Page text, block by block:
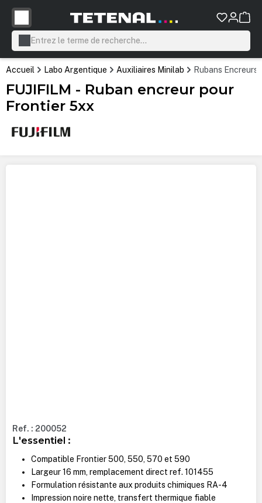
principal
Accueil Labo Argentique Auxiliaires Minilab Rubans Encreurs
FUJIFILM - Ruban encreur pour
Frontier 5xx
Ref. : 200052
L'essentiel :
Compatible Frontier 500, 550, 570 et 590
Largeur 16 mm, remplacement direct ref. 101455
Formulation résistante aux produits chimiques RA-4
Impression noire nette, transfert thermique fiable